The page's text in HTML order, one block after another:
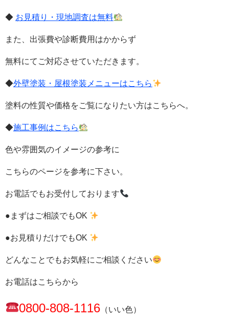
◆ お見積り・現地調査は無料
また、出張費や診断費用はかからず
無料にてご対応させていただきます。
◆外壁塗装・屋根塗装メニューはこちら
塗料の性質や価格をご覧になりたい方はこちらへ。
◆施工事例はこちら
色や雰囲気のイメージの参考に
こちらのページを参考に下さい。
お電話でもお受付しております
●まずはご相談でもOK
●お見積りだけでもOK
どんなことでもお気軽にご相談ください
お電話はこちらから
0800-808-1116 （いい色）